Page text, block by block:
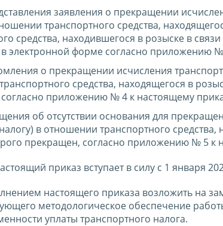
заявления о прекращении
транспортного средства,
средства, находившегося в розыске в
электронной форме согласно приложению
о прекращении исчисления
средства, находящегося в
приложению № 4 к настоящему
об отсутствии основания для
в отношении транспортного средства,
прекращен, согласно приложению № 5 к
приказ вступает в силу с 1 января
настоящего приказа возложить на
методологическое обеспечение
уплаты транспортного налога.